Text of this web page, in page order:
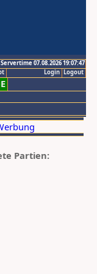
Servertime 07.08.2026 19:07:47
Logout
Login
Partien: